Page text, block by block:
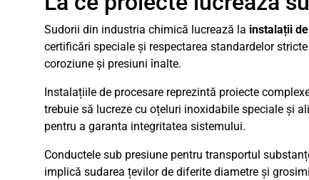
Sudorii din industria chimică lucrează la instalații
certificări speciale și respectarea standardelor
coroziune și presiuni înalte.
Instalațiile de procesare reprezintă proiecte
trebuie să lucreze cu oțeluri inoxidabile speciale și
pentru a garanta integritatea sistemului.
Conductele sub presiune pentru transportul
implică sudarea țevilor de diferite diametre și